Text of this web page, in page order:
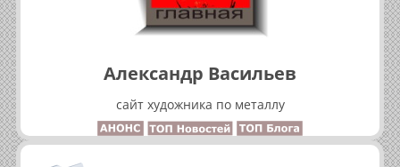
Александр Васильев
сайт художника по металлу